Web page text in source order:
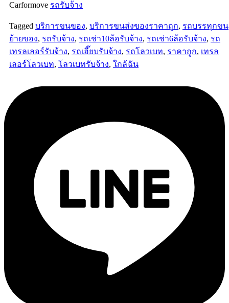
Carformove รถรับจ้าง
Tagged บริการขนของ, บริการขนส่งของราคาถูก, รถบรรทุกขน
ย้ายของ, รถรับจ้าง, รถเช่า10ล้อรับจ้าง, รถเช่า6ล้อรับจ้าง, รถ
เทรลเลอร์รับจ้าง, รถเฮี๊ยบรับจ้าง, รถโลวเบท, ราคาถูก, เทรล
เลอร์โลวเบท, โลวเบทรับจ้าง, ใกล้ฉัน